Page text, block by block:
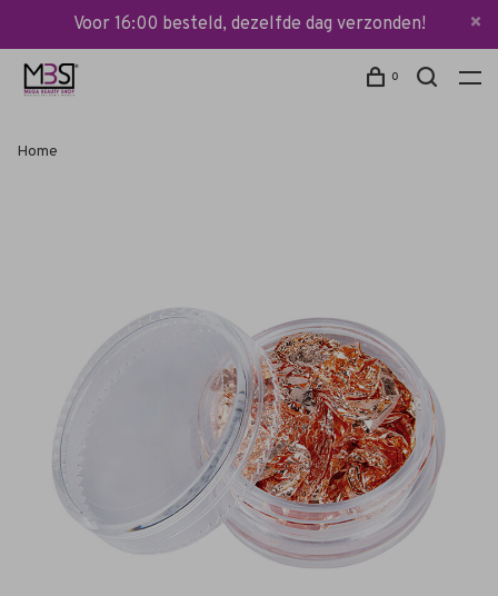
Voor 16:00 besteld, dezelfde dag verzonden!
0
Home